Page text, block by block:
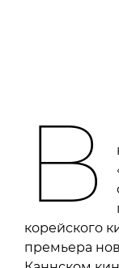
В
корейского
премьера